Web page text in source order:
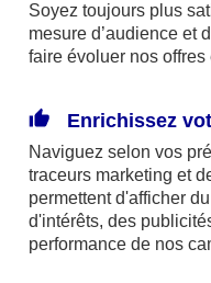
AXA France
mandataires
246 et n°13 005
surwww.orias.fr)
AXA Assistance
S.A au capital de
Soyez toujours plus
mesure d’audience et
faire évoluer nos offres
Enrichissez
Naviguez selon vos
traceurs marketing et
permettent d'afficher
d'intérêts, des
performance de nos